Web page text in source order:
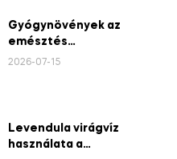
Gyógynövények az
emésztés
támogatására
2026-07-15
Levendula virágvíz
használata a